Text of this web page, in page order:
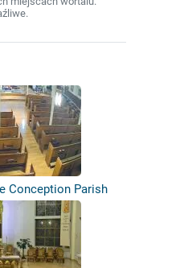
Conception Parish